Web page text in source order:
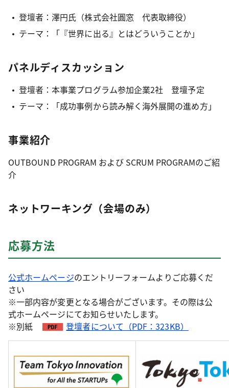
登壇者：澤円氏（株式会社圓窓 代表取締役）
テーマ：「『世界に出る』とはどういうことか」
パネルディスカッション
登壇者：本事業プログラム参加企業2社 登壇予定
テーマ：「成功事例から読み解く海外展開の進め方」
事業紹介
OUTBOUND PROGRAM および SCRUM PROGRAMのご紹
介
ネットワーキング（会場のみ）
応募方法
公式ホームページのエントリーフォームよりご応募くだ
さい
※一部内容が変更となる場合がございます。その際は公
式ホームページにてお知らせいたします。
※別紙
登壇者について（PDF：323KB）